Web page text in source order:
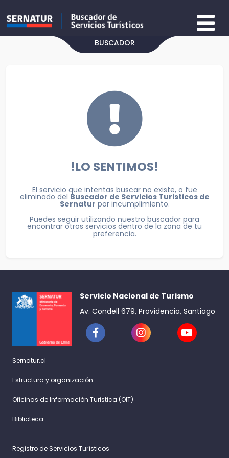
BUSCADOR
!LO SENTIMOS!
El servicio que intentas buscar no existe, o fue
eliminado del Buscador de Servicios Turisticos de
Sernatur por incumplimiento.
Puedes seguir utilizando nuestro buscador para
encontrar otros servicios dentro de la zona de tu
preferencia.
Servicio Nacional de Turismo
Av. Condell 679, Providencia, Santiago
Sernatur.cl
Estructura y organización
Oficinas de Información Turistica (OIT)
Biblioteca
Registro de Servicios Turísticos